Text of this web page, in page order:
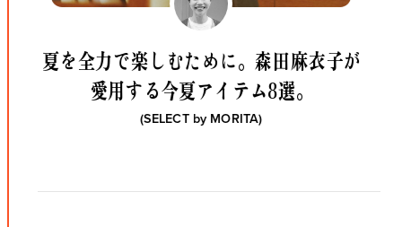
夏を全力で楽しむために。 森田麻衣子が
愛用する今夏アイテム8選。
(SELECT by MORITA)